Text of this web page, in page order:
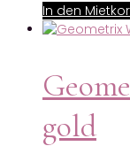
In den
gold